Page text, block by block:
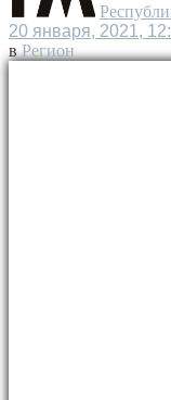
20 января, 2021,
в Регион